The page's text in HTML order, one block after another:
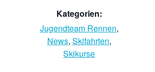
Kategorien:
Jugendteam Rennen,
News, Skifahrten,
Skikurse